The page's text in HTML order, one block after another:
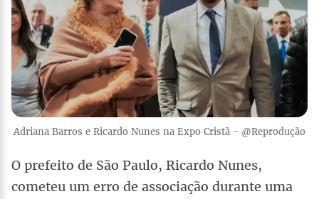
Adriana Barros e Ricardo Nunes na Expo Cristã - @Reprodução
O prefeito de São Paulo, Ricardo Nunes,
cometeu um erro de associação durante uma